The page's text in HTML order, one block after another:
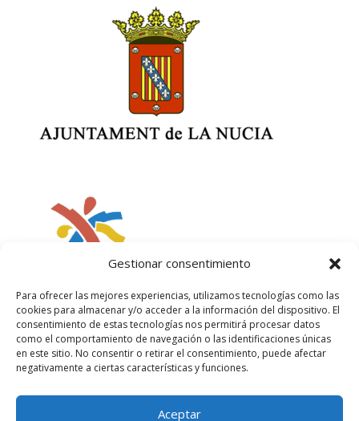
Gestionar consentimiento
Para ofrecer las mejores experiencias, utilizamos tecnologías como las
cookies para almacenar y/o acceder a la información del dispositivo. El
consentimiento de estas tecnologías nos permitirá procesar datos
como el comportamiento de navegación o las identificaciones únicas
en este sitio. No consentir o retirar el consentimiento, puede afectar
negativamente a ciertas características y funciones.
Aceptar
Política de privacidad Política de cookies